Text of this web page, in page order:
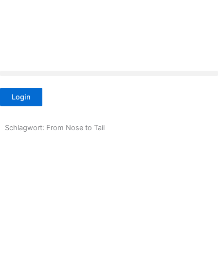
Login
Schlagwort: From Nose to Tail